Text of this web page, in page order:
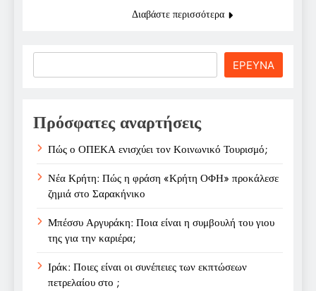
Διαβάστε περισσότερα
ΕΡΕΥΝΑ
Πρόσφατες αναρτήσεις
Πώς ο ΟΠΕΚΑ ενισχύει τον Κοινωνικό Τουρισμό;
Νέα Κρήτη: Πώς η φράση «Κρήτη ΟΦΗ» προκάλεσε
ζημιά στο Σαρακήνικο
Μπέσσυ Αργυράκη: Ποια είναι η συμβουλή του γιου
της για την καριέρα;
Ιράκ: Ποιες είναι οι συνέπειες των εκπτώσεων
πετρελαίου στο ;